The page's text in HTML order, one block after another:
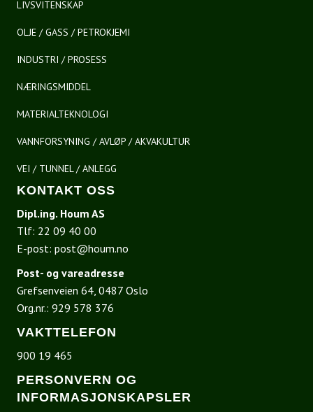
LIVSVITENSKAP
OLJE / GASS / PETROKJEMI
INDUSTRI / PROSESS
NÆRINGSMIDDEL
MATERIALTEKNOLOGI
VANNFORSYNING / AVLØP / AKVAKULTUR
VEI / TUNNEL / ANLEGG
KONTAKT OSS
Dipl.ing. Houm AS
Tlf: 22 09 40 00
E-post: post@houm.no
Post- og vareadresse
Grefsenveien 64, 0487 Oslo
Org.nr.: 929 578 376
VAKTTELEFON
900 19 465
PERSONVERN OG
INFORMASJONSKAPSLER